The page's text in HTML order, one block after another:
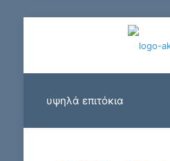
υψηλά επιτόκια